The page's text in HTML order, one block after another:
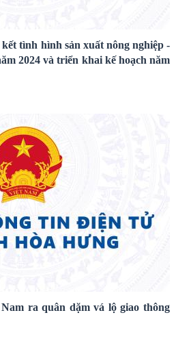
tình hình sản xuất nông nghiệp -
2024 và triển khai kế hoạch năm
ra quân dặm vá lộ giao thông